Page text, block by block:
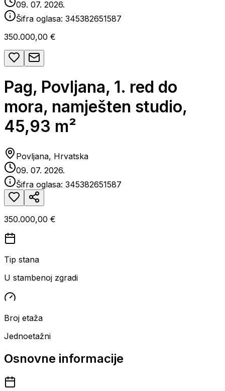
09. 07. 2026.
Šifra oglasa: 345382651587
350.000,00 €
Pag, Povljana, 1. red do
mora, namješten studio,
45,93 m²
Povljana, Hrvatska
09. 07. 2026.
Šifra oglasa: 345382651587
350.000,00 €
Tip stana
U stambenoj zgradi
Broj etaža
Jednoetažni
Osnovne informacije